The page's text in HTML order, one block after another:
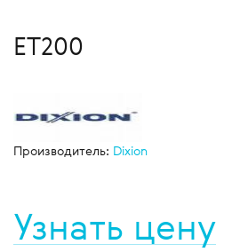
ЕТ200
Производитель: Dixion
Узнать цену